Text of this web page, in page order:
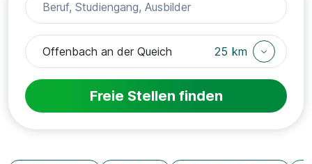
25 km
Freie Stellen finden